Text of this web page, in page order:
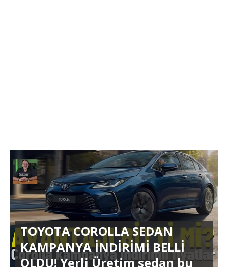
TOYOTA COROLLA SEDAN
KAMPANYA İNDİRİMİ BELLİ
OLDU! Yerli Üretim sedan bu